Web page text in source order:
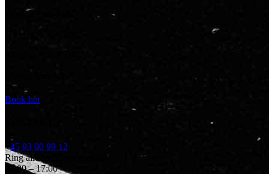
Tirsdag 7:30-18:00
Book her
+45 93 90 99 12
Ring alle hverdage mellem
08:00 – 17:00